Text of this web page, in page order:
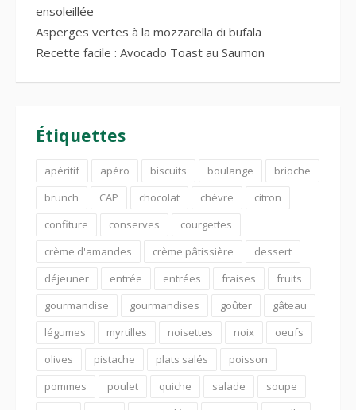
ensoleillée
Asperges vertes à la mozzarella di bufala
Recette facile : Avocado Toast au Saumon
Étiquettes
apéritif apéro biscuits boulange
brioche
brunch
CAP chocolat chèvre
citron
confiture
conserves
courgettes
crème d'amandes
crème pâtissière
dessert
déjeuner
entrée entrées fraises
fruits
gourmandise
gourmandises goûter
gâteau
légumes
myrtilles noisettes noix
oeufs
olives
pistache plats salés
poisson
pommes
poulet quiche salade
soupe